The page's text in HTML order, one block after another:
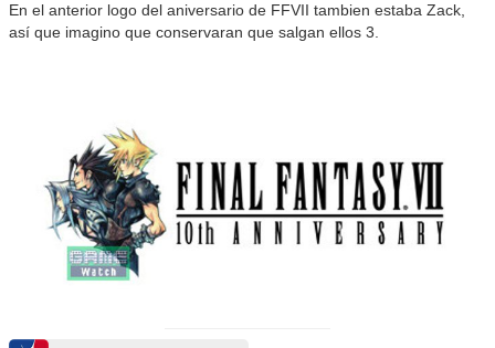
En el anterior logo del aniversario de FFVII tambien estaba Zack,
así que imagino que conservaran que salgan ellos 3.